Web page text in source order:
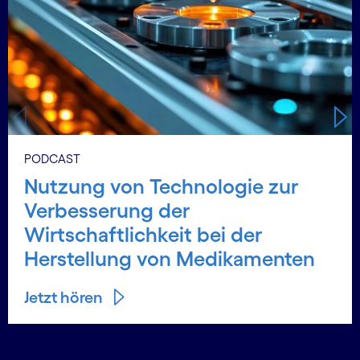
PODCAST
Nutzung von Technologie zur
Verbesserung der
Wirtschaftlichkeit bei der
Herstellung von Medikamenten
Jetzt hören